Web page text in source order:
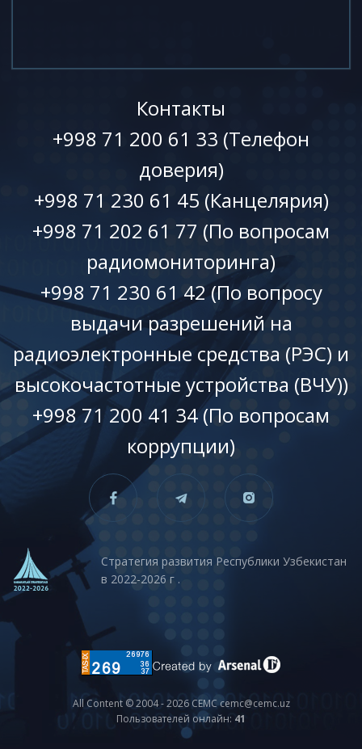
Контакты
+998 71 200 61 33 (Телефон
доверия)
+998 71 230 61 45 (Канцелярия)
+998 71 202 61 77 (По вопросам
радиомониторинга)
+998 71 230 61 42 (По вопросу
выдачи разрешений на
радиоэлектронные средства (РЭС) и
высокочастотные устройства (ВЧУ))
+998 71 200 41 34 (По вопросам
коррупции)
Стратегия развития Республики Узбекистан
в 2022-2026 г .
All Content © 2004 - 2026 CEMC cemc@cemc.uz
Пользователей онлайн: 41